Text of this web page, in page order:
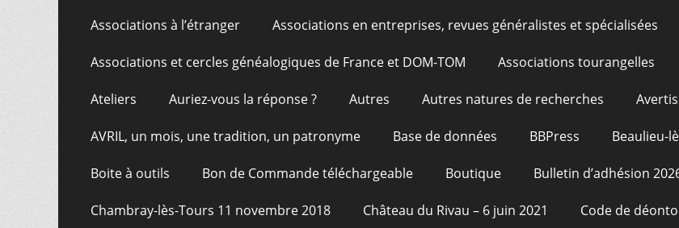
Associations à l’étranger Associations en entreprises, revues généralistes et spécialisées
Associations et cercles généalogiques de France et DOM-TOM Associations tourangelles
Ateliers Auriez-vous la réponse ? Autres Autres natures de recherches
AVRIL, un mois, une tradition, un patronyme Base de données BBPress Beaulieu-
Boite à outils Bon de Commande téléchargeable Boutique Bulletin d’adhésion
Chambray-lès-Tours 11 novembre 2018 Château du Rivau – 6 juin 2021 Code de